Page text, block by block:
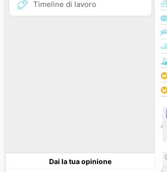
Timeline di lavoro
Dai la tua opinione